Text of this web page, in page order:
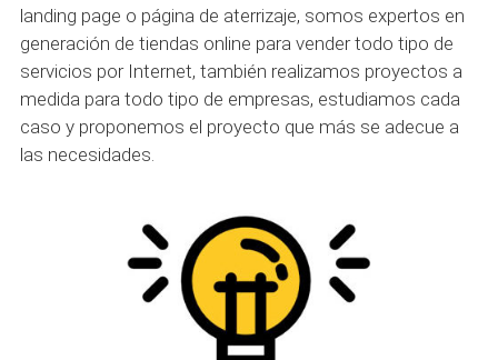
landing page o página de aterrizaje, somos expertos en
generación de tiendas online para vender todo tipo de
servicios por Internet, también realizamos proyectos a
medida para todo tipo de empresas, estudiamos cada
caso y proponemos el proyecto que más se adecue a
las necesidades.